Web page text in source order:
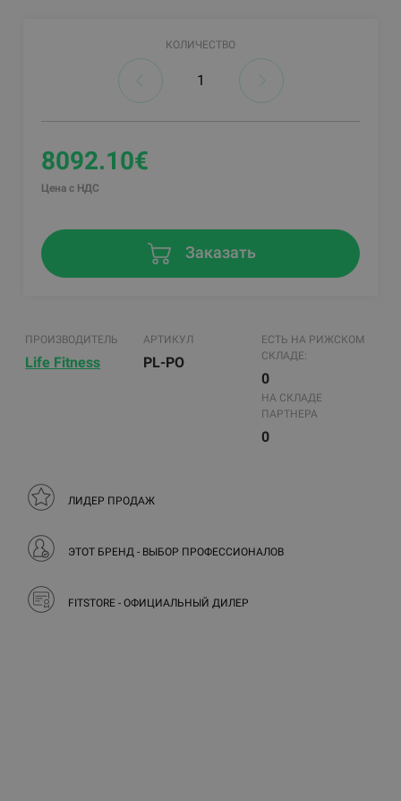
КОЛИЧЕСТВО
8092.10€
Цена с НДС
Заказать
ПРОИЗВОДИТЕЛЬ
Life Fitness
АРТИКУЛ
PL-PO
ЕСТЬ НА РИЖСКОМ
СКЛАДЕ:
0
НА СКЛАДЕ
ПАРТНЕРА
0
ЛИДЕР ПРОДАЖ
ЭТОТ БРЕНД - ВЫБОР ПРОФЕССИОНАЛОВ
FITSTORE - ОФИЦИАЛЬНЫЙ ДИЛЕР